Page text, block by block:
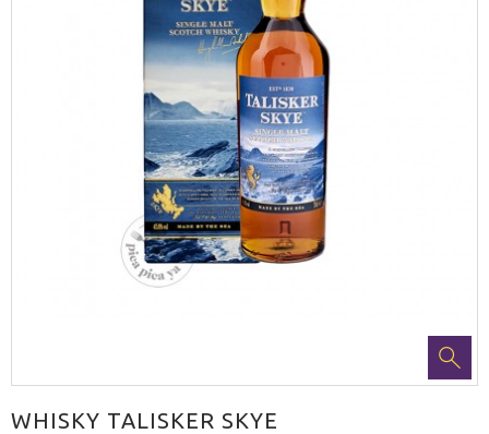
WHISKY TALISKER SKYE